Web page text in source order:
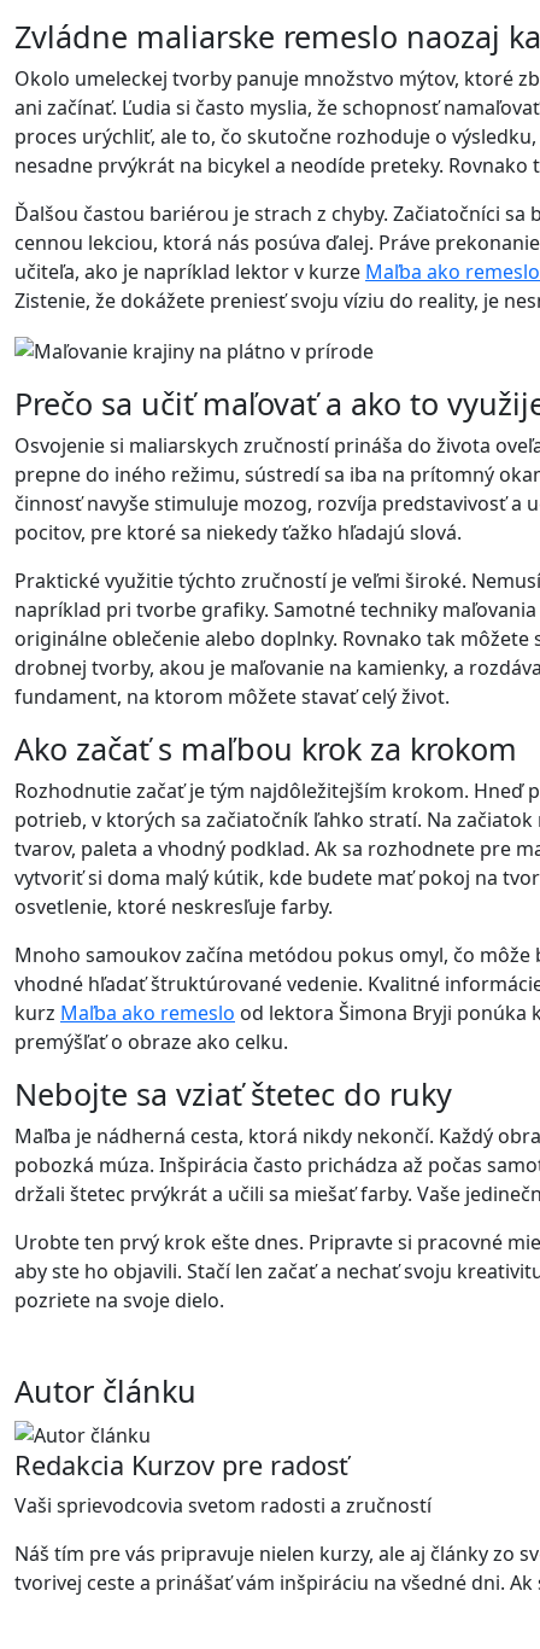
Zvládne maliarske remeslo naozaj
Okolo umeleckej tvorby panuje množstvo mýtov, ktoré
ani začínať. Ľudia si často myslia, že schopnosť
proces urýchliť, ale to, čo skutočne rozhoduje o
nesadne prvýkrát na bicykel a neodíde preteky.
Ďalšou častou bariérou je strach z chyby. Začiatočníci
cennou lekciou, ktorá nás posúva ďalej. Práve
učiteľa, ako je napríklad lektor v kurze Maľba ako remeslo
Zistenie, že dokážete preniesť svoju víziu do reality, je
Prečo sa učiť maľovať a ako to
Osvojenie si maliarskych zručností prináša do života
prepne do iného režimu, sústredí sa iba na prítomný
činnosť navyše stimuluje mozog, rozvíja predstavivosť a
pocitov, pre ktoré sa niekedy ťažko hľadajú slová.
Praktické využitie týchto zručností je veľmi široké.
napríklad pri tvorbe grafiky. Samotné techniky
originálne oblečenie alebo doplnky. Rovnako tak
drobnej tvorby, akou je maľovanie na kamienky, a
fundament, na ktorom môžete stavať celý život.
Ako začať s maľbou krok za krokom
Rozhodnutie začať je tým najdôležitejším krokom.
potrieb, v ktorých sa začiatočník ľahko stratí. Na
tvarov, paleta a vhodný podklad. Ak sa rozhodnete pre
vytvoriť si doma malý kútik, kde budete mať pokoj na
osvetlenie, ktoré neskresľuje farby.
Mnoho samoukov začína metódou pokus omyl, čo
vhodné hľadať štruktúrované vedenie. Kvalitné
kurz Maľba ako remeslo od lektora Šimona Bryji ponúka
premýšľať o obraze ako celku.
Nebojte sa vziať štetec do ruky
Maľba je nádherná cesta, ktorá nikdy nekončí. Každý
pobozká múza. Inšpirácia často prichádza až počas
držali štetec prvýkrát a učili sa miešať farby. Vaše
Urobte ten prvý krok ešte dnes. Pripravte si pracovné
aby ste ho objavili. Stačí len začať a nechať svoju
pozriete na svoje dielo.
Autor článku
Redakcia Kurzov pre radosť
Vaši sprievodcovia svetom radosti a zručností
Náš tím pre vás pripravuje nielen kurzy, ale aj články zo
tvorivej ceste a prinášať vám inšpiráciu na všedné dni.